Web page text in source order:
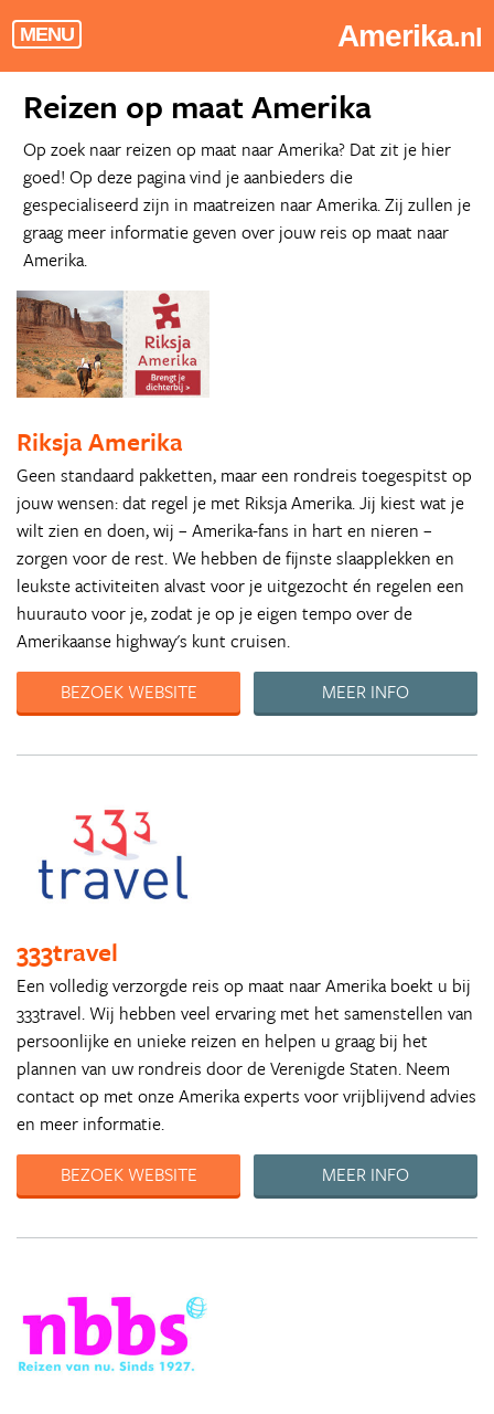
MENU Amerika.nl
Reizen op maat Amerika
Op zoek naar reizen op maat naar Amerika? Dat zit je hier
goed! Op deze pagina vind je aanbieders die
gespecialiseerd zijn in maatreizen naar Amerika. Zij zullen je
graag meer informatie geven over jouw reis op maat naar
Amerika.
Riksja Amerika
Geen standaard pakketten, maar een rondreis toegespitst op
jouw wensen: dat regel je met Riksja Amerika. Jij kiest wat je
wilt zien en doen, wij – Amerika-fans in hart en nieren –
zorgen voor de rest. We hebben de fijnste slaapplekken en
leukste activiteiten alvast voor je uitgezocht én regelen een
huurauto voor je, zodat je op je eigen tempo over de
Amerikaanse highway's kunt cruisen.
BEZOEK WEBSITE
MEER INFO
333travel
Een volledig verzorgde reis op maat naar Amerika boekt u bij
333travel. Wij hebben veel ervaring met het samenstellen van
persoonlijke en unieke reizen en helpen u graag bij het
plannen van uw rondreis door de Verenigde Staten. Neem
contact op met onze Amerika experts voor vrijblijvend advies
en meer informatie.
BEZOEK WEBSITE
MEER INFO